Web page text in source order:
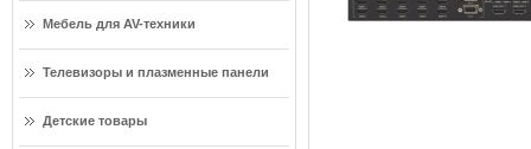
Мебель для AV-техники
Телевизоры и плазменные панели
Детские товары